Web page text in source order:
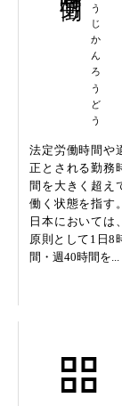
ちょうじかんろうどう
法定労働時間や
正とされる勤務
間を大きく超え
働く状態を指す。
日本においては、
原則として1日8
間・週40時間を...